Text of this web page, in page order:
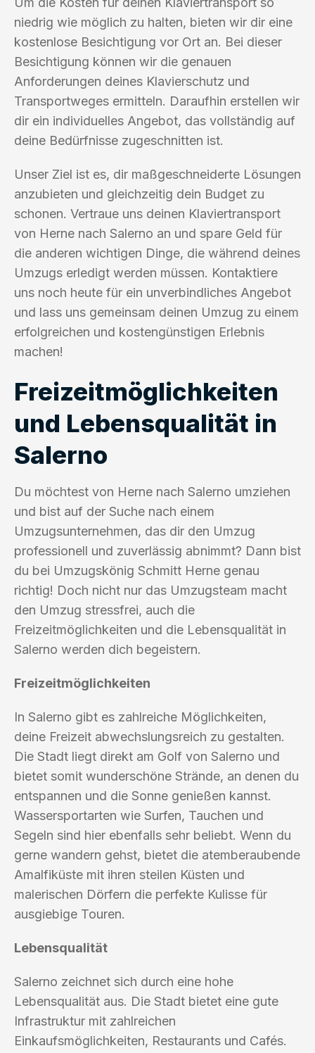
niedrig wie möglich zu halten, bieten wir dir eine
kostenlose Besichtigung vor Ort an. Bei dieser
Besichtigung können wir die genauen
Anforderungen deines Klavierschutz und
Transportweges ermitteln. Daraufhin erstellen wir
dir ein individuelles Angebot, das vollständig auf
deine Bedürfnisse zugeschnitten ist.
Unser Ziel ist es, dir maßgeschneiderte Lösungen
anzubieten und gleichzeitig dein Budget zu
schonen. Vertraue uns deinen Klaviertransport
von Herne nach Salerno an und spare Geld für
die anderen wichtigen Dinge, die während deines
Umzugs erledigt werden müssen. Kontaktiere
uns noch heute für ein unverbindliches Angebot
und lass uns gemeinsam deinen Umzug zu einem
erfolgreichen und kostengünstigen Erlebnis
machen!
Freizeitmöglichkeiten
und Lebensqualität in
Salerno
Du möchtest von Herne nach Salerno umziehen
und bist auf der Suche nach einem
Umzugsunternehmen, das dir den Umzug
professionell und zuverlässig abnimmt? Dann bist
du bei Umzugskönig Schmitt Herne genau
richtig! Doch nicht nur das Umzugsteam macht
den Umzug stressfrei, auch die
Freizeitmöglichkeiten und die Lebensqualität in
Salerno werden dich begeistern.
Freizeitmöglichkeiten
In Salerno gibt es zahlreiche Möglichkeiten,
deine Freizeit abwechslungsreich zu gestalten.
Die Stadt liegt direkt am Golf von Salerno und
bietet somit wunderschöne Strände, an denen du
entspannen und die Sonne genießen kannst.
Wassersportarten wie Surfen, Tauchen und
Segeln sind hier ebenfalls sehr beliebt. Wenn du
gerne wandern gehst, bietet die atemberaubende
Amalfiküste mit ihren steilen Küsten und
malerischen Dörfern die perfekte Kulisse für
ausgiebige Touren.
Lebensqualität
Salerno zeichnet sich durch eine hohe
Lebensqualität aus. Die Stadt bietet eine gute
Infrastruktur mit zahlreichen
Einkaufsmöglichkeiten, Restaurants und Cafés.